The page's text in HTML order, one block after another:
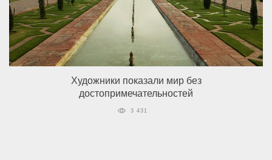
Художники показали мир без
достопримечательностей
3 431